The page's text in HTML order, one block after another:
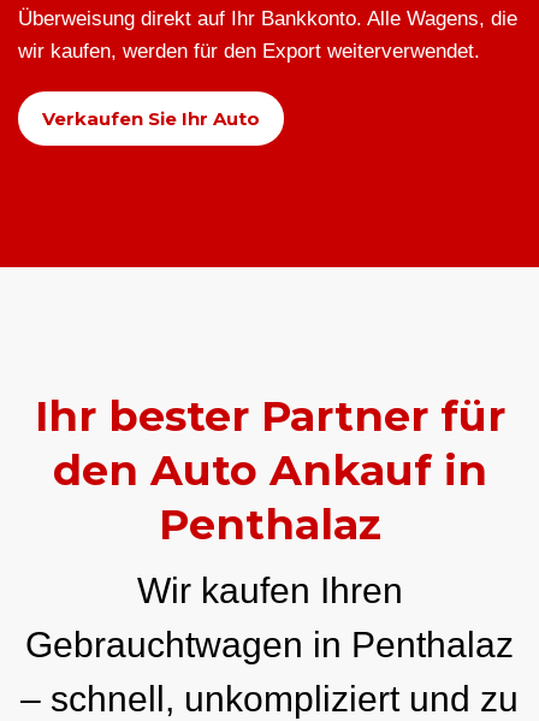
Überweisung direkt auf Ihr Bankkonto. Alle Wagens, die
wir kaufen, werden für den Export weiterverwendet.
Verkaufen Sie Ihr Auto
Ihr bester Partner für
den Auto Ankauf in
Penthalaz
Wir kaufen Ihren
Gebrauchtwagen in Penthalaz
– schnell, unkompliziert und zu